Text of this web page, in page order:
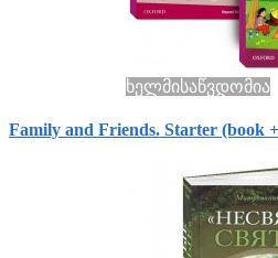
ხელმისაწვდომია
Family and Friends. Starter (book